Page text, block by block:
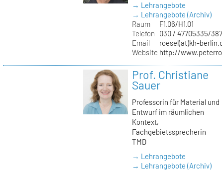
→ Lehrangebote
→ Lehrangebote (Archiv)
Raum
F1.06/H1.01
Telefon
030 / 47705335/387
Email
roesel(at)kh-
Website http://
Prof. Christiane
Sauer
Professorin für Material und
Entwurf im räumlichen
Kontext,
Fachgebietssprecherin
TMD
→ Lehrangebote
→ Lehrangebote (Archiv)